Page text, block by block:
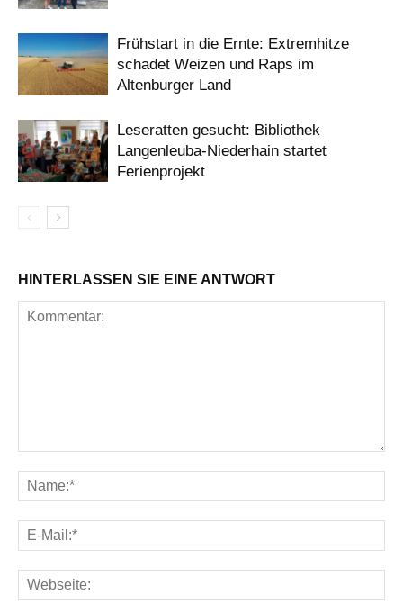
Frühstart in die Ernte: Extremhitze
schadet Weizen und Raps im
Altenburger Land
Leseratten gesucht: Bibliothek
Langenleuba-Niederhain startet
Ferienprojekt
HINTERLASSEN SIE EINE ANTWORT